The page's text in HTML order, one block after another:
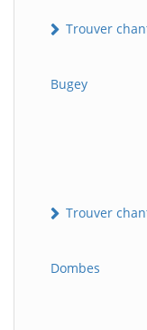
Trouver
Bugey
Trouver
Dombes